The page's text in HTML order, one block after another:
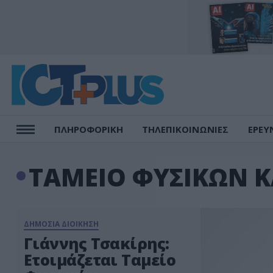
ΠΛΗΡΟΦΟΡΙΚΗ ΤΗΛΕΠΙΚΟΙΝΩΝΙΕΣ
ΤΑΜΕΙΟ ΦΥΣΙΚΩΝ
ΔΗΜΟΣΙΑ ΔΙΟΙΚΗΣΗ
Γιάννης Τσακίρης:
Ετοιμάζεται Ταμείο